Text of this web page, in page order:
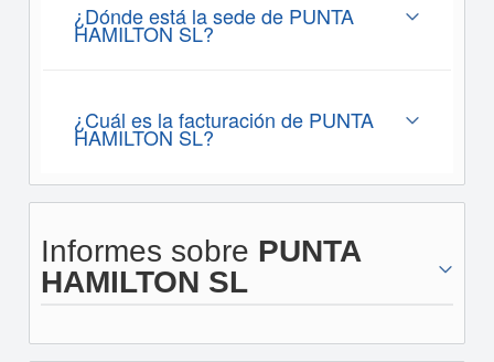
¿Dónde está la sede de PUNTA
HAMILTON SL?
¿Cuál es la facturación de PUNTA
HAMILTON SL?
Informes sobre PUNTA
HAMILTON SL